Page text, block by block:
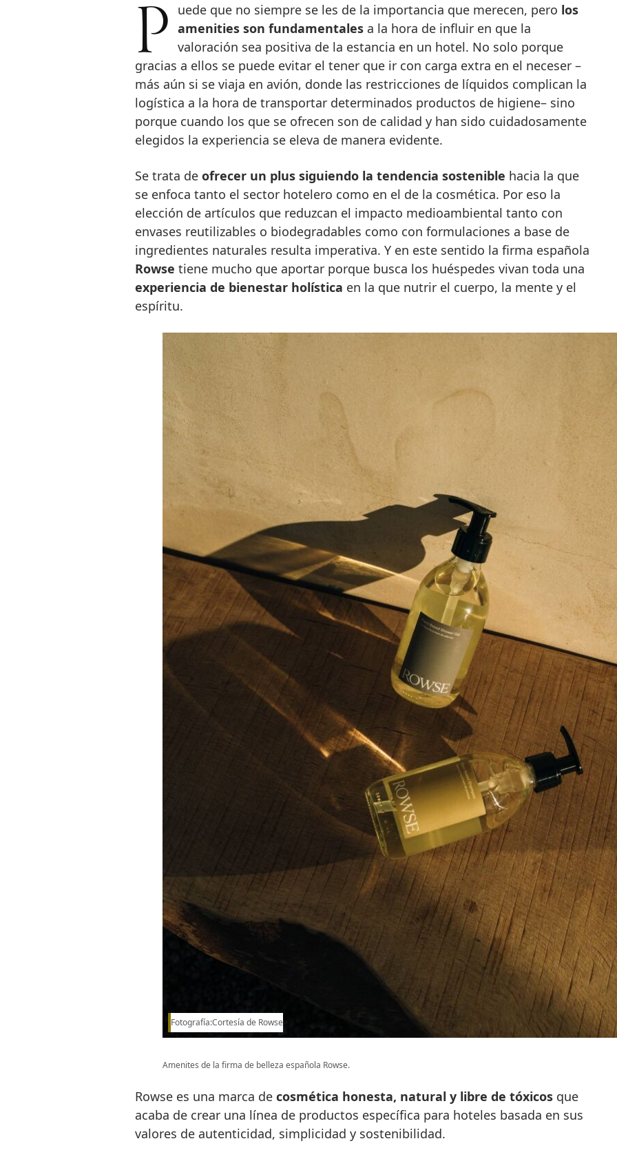
Puede que no siempre se les de la importancia que merecen, pero los
amenities son fundamentalesa la hora de influir en que la
valoración sea positiva de la estancia en un hotel. No solo porque
gracias a ellos se puede evitar el tener que ir con carga extra en el neceser –
más aún si se viaja en avión, donde las restricciones de líquidos complican la
logística a la hora de transportar determinados productos de higiene– sino
porque cuando los que se ofrecen son de calidad y han sido cuidadosamente
elegidos la experiencia se eleva de manera evidente.
Se trata de ofrecer un plus siguiendo la tendencia sostenible hacia la que
se enfoca tanto el sector hotelero como en el de la cosmética. Por eso la
elección de artículos que reduzcan el impacto medioambiental tanto con
envases reutilizables o biodegradables como con formulaciones a base de
ingredientes naturales resulta imperativa. Y en este sentido la firma española
Rowse tiene mucho que aportar porque busca los huéspedes vivan toda una
experiencia de bienestar holística en la que nutrir el cuerpo, la mente y el
espíritu.
Fotografía:Cortesía de Rowse
Amenites de la firma de belleza española Rowse.
Rowse es una marca de cosmética honesta, natural y libre de tóxicosque
acaba de crear una línea de productos específica para hoteles basada en sus
valores de autenticidad, simplicidad y sostenibilidad.